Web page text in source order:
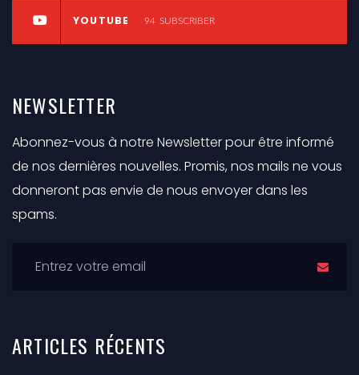
YOUTUBE 94 SUBSCRIBER
NEWSLETTER
Abonnez-vous à notre Newsletter pour être informé
de nos dernières nouvelles. Promis, nos mails ne vous
donneront pas envie de nous envoyer dans les
spams.
ARTICLES RÉCENTS